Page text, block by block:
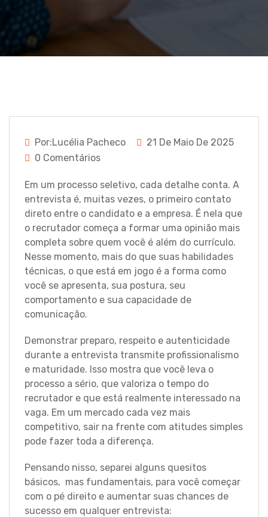
Por:Lucélia Pacheco
21 De Maio De 2025
0 Comentários
Em um processo seletivo, cada detalhe conta. A
entrevista é, muitas vezes, o primeiro contato
direto entre o candidato e a empresa. É nela que
o recrutador começa a formar uma opinião mais
completa sobre quem você é além do currículo.
Nesse momento, mais do que suas habilidades
técnicas, o que está em jogo é a forma como
você se apresenta, sua postura, seu
comportamento e sua capacidade de
comunicação.
Demonstrar preparo, respeito e autenticidade
durante a entrevista transmite profissionalismo
e maturidade. Isso mostra que você leva o
processo a sério, que valoriza o tempo do
recrutador e que está realmente interessado na
vaga. Em um mercado cada vez mais
competitivo, sair na frente com atitudes simples
pode fazer toda a diferença.
Pensando nisso, separei alguns quesitos
básicos, mas fundamentais, para você começar
com o pé direito e aumentar suas chances de
sucesso em qualquer entrevista: